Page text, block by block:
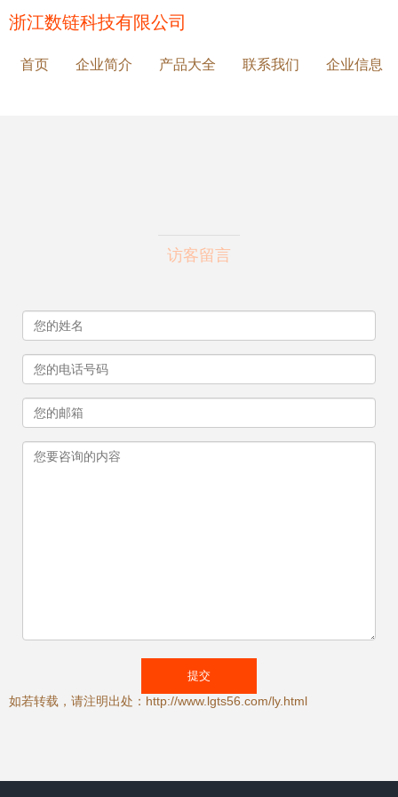
浙江数链科技有限公司
首页 企业简介 产品大全 联系我们 企业信息
访客留言
如若转载，请注明出处：http://www.lgts56.com/ly.html